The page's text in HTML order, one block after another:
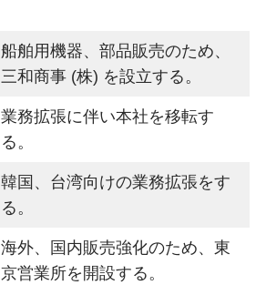
船舶用機器、部品販売のため、
三和商事 (株) を設立する。
業務拡張に伴い本社を移転す
る。
韓国、台湾向けの業務拡張をす
る。
海外、国内販売強化のため、東
京営業所を開設する。